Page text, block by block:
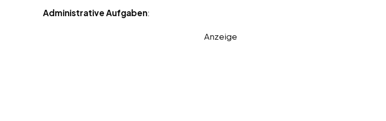
Administrative Aufgaben:
Anzeige